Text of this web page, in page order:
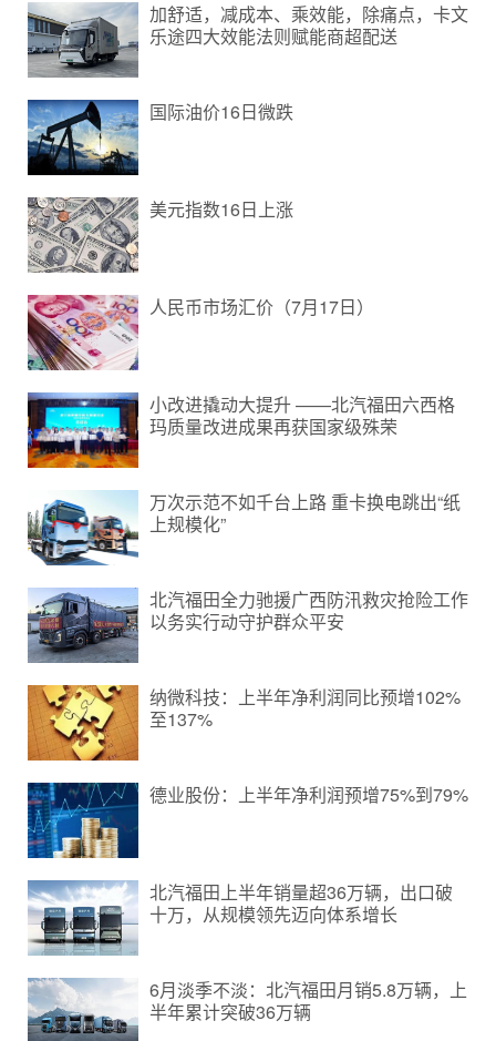
加舒适，减成本、乘效能，除痛点，卡文
乐途四大效能法则赋能商超配送
国际油价16日微跌
美元指数16日上涨
人民币市场汇价（7月17日）
小改进撬动大提升 ——北汽福田六西格
玛质量改进成果再获国家级殊荣
万次示范不如千台上路 重卡换电跳出“纸
上规模化”
北汽福田全力驰援广西防汛救灾抢险工作
以务实行动守护群众平安
纳微科技：上半年净利润同比预增102%
至137%
德业股份：上半年净利润预增75%到79%
北汽福田上半年销量超36万辆，出口破
十万，从规模领先迈向体系增长
6月淡季不淡：北汽福田月销5.8万辆，上
半年累计突破36万辆